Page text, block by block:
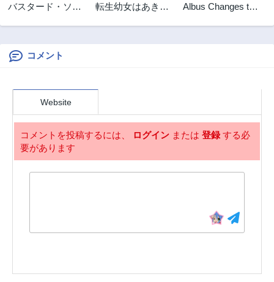
バスタード・ソー
転生幼女はあきら
Albus Changes the
コメント
Website
コメントを投稿するには、 ログイン または 登録する必
要があります